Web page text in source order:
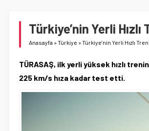
Çekya ETCS’de
Türkiye’nin Yerli
Anasayfa »Türkiye »Türkiye’nin Yerli Hızlı
TÜRASAŞ, ilk yerli yüksek hızlı
225 km/s hıza kadar test etti.